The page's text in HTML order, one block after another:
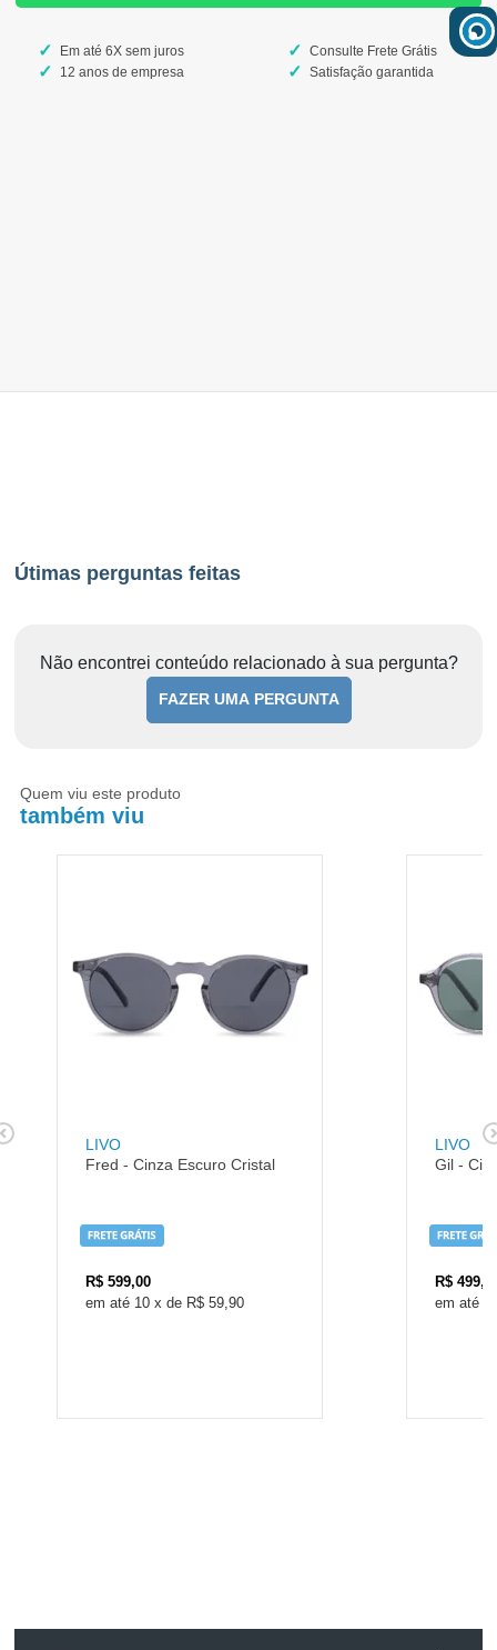
Em até 6X sem juros
12 anos de empresa
Consulte Frete Grátis
Satisfação garantida
Útimas perguntas feitas
Não encontrei conteúdo relacionado à sua pergunta?
FAZER UMA PERGUNTA
Quem viu este produto
também viu
LIVO
Fred - Cinza Escuro Cristal
R$ 599,00
10 x de R$ 59,90
LIVO
Gil -
R$